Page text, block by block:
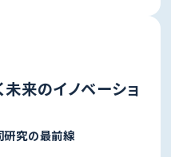
来のイノベーショ
研究の最前線